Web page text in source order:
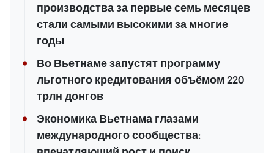
производства за первые семь месяцев
стали самыми высокими за многие
годы
Во Вьетнаме запустят программу
льготного кредитования объёмом 220
трлн донгов
Экономика Вьетнама глазами
международного сообщества: